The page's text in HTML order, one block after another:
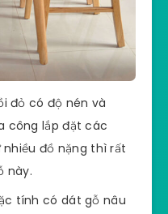
đỏ có độ nén và
công lắp đặt các
đồ nặng thì rất
này.
tính có dát gỗ nâu